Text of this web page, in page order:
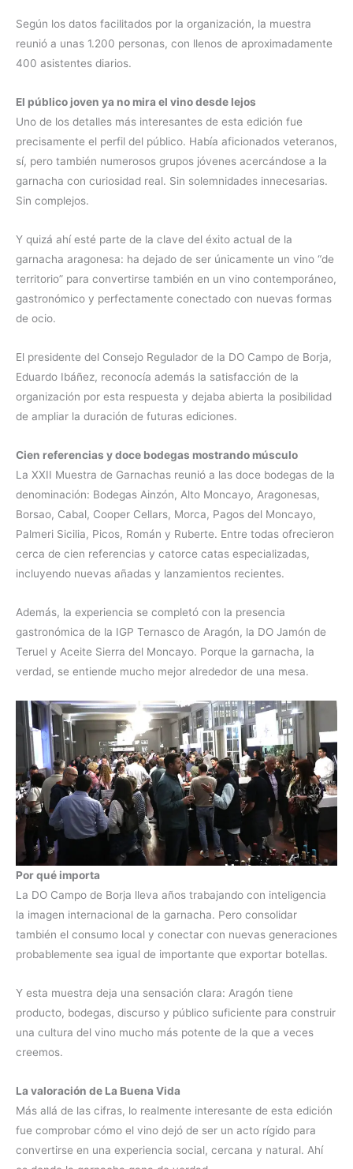
Según los datos facilitados por la organización, la muestra
reunió a unas 1.200 personas, con llenos de aproximadamente
400 asistentes diarios.
El público joven ya no mira el vino desde lejos
Uno de los detalles más interesantes de esta edición fue
precisamente el perfil del público. Había aficionados veteranos,
sí, pero también numerosos grupos jóvenes acercándose a la
garnacha con curiosidad real. Sin solemnidades innecesarias.
Sin complejos.
Y quizá ahí esté parte de la clave del éxito actual de la
garnacha aragonesa: ha dejado de ser únicamente un vino “de
territorio” para convertirse también en un vino contemporáneo,
gastronómico y perfectamente conectado con nuevas formas
de ocio.
El presidente del Consejo Regulador de la DO Campo de Borja,
Eduardo Ibáñez, reconocía además la satisfacción de la
organización por esta respuesta y dejaba abierta la posibilidad
de ampliar la duración de futuras ediciones.
Cien referencias y doce bodegas mostrando músculo
La XXII Muestra de Garnachas reunió a las doce bodegas de la
denominación: Bodegas Ainzón, Alto Moncayo, Aragonesas,
Borsao, Cabal, Cooper Cellars, Morca, Pagos del Moncayo,
Palmeri Sicilia, Picos, Román y Ruberte. Entre todas ofrecieron
cerca de cien referencias y catorce catas especializadas,
incluyendo nuevas añadas y lanzamientos recientes.
Además, la experiencia se completó con la presencia
gastronómica de la IGP Ternasco de Aragón, la DO Jamón de
Teruel y Aceite Sierra del Moncayo. Porque la garnacha, la
verdad, se entiende mucho mejor alrededor de una mesa.
Por qué importa
La DO Campo de Borja lleva años trabajando con inteligencia
la imagen internacional de la garnacha. Pero consolidar
también el consumo local y conectar con nuevas generaciones
probablemente sea igual de importante que exportar botellas.
Y esta muestra deja una sensación clara: Aragón tiene
producto, bodegas, discurso y público suficiente para construir
una cultura del vino mucho más potente de la que a veces
creemos.
La valoración de La Buena Vida
Más allá de las cifras, lo realmente interesante de esta edición
fue comprobar cómo el vino dejó de ser un acto rígido para
convertirse en una experiencia social, cercana y natural. Ahí